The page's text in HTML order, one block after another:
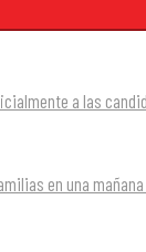
a las
en una